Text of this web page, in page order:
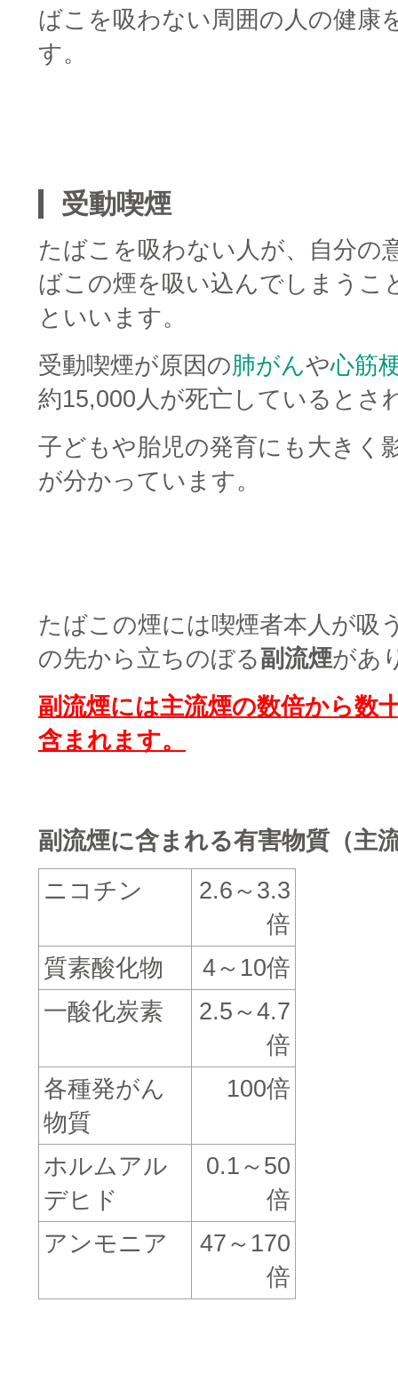
ばこを吸わない周囲の人の健康
す。
受動喫煙
たばこを吸わない人が、自分の
ばこの煙を吸い込んでしまうこ
といいます。
受動喫煙が原因の肺がんや心筋
約15,000人が死亡しているとさ
子どもや胎児の発育にも大きく
が分かっています。
たばこの煙には喫煙者本人が吸
の先から立ちのぼる副流煙があ
副流煙には主流煙の数倍から数
含まれます。
副流煙に含まれる有害物質（主
ニコチン
2.6 ～ 3.3
倍
質素酸化物
4～ 10倍
一酸化炭素
2.5 ～4.7
倍
各種発がん
物質
100倍
ホルムアル
デヒド
0.1 ～ 50
倍
アンモニア
47 ～ 170
倍